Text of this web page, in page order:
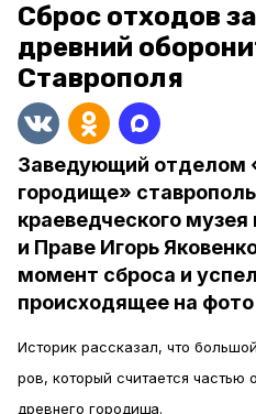
Сброс отходов
древний
Ставрополя
Заведующий отделом
городище»
краеведческого
и Праве Игорь
момент сброса и
происходящее на фото
Историк рассказал, что
ров, который считается частью
древнего городища.